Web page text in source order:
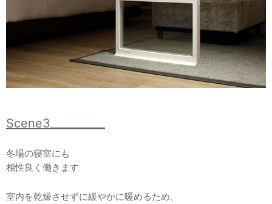
Scene3__________
冬場の寝室にも
相性良く働きます
室内を乾燥させずに緩やかに暖めるため、